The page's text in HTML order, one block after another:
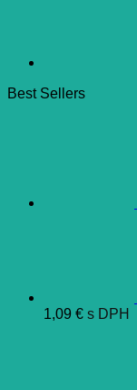
Best Sellers
1,09 € s DPH